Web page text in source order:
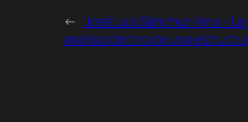
← José Luis Sánchez Vera –
análisis dentro de una